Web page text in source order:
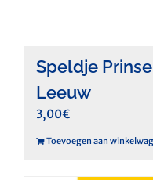
Speldje
Leeuw
3,00€
Toevoegen aan